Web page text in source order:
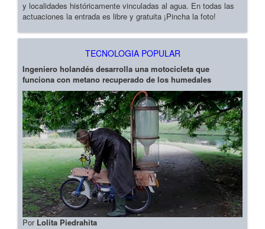
y localidades históricamente vinculadas al agua. En todas las
actuaciones la entrada es libre y gratuita ¡Pincha la foto!
TECNOLOGIA POPULAR
Ingeniero holandés desarrolla una motocicleta que
funciona con metano recuperado de los humedales
Por Lolita Piedrahita